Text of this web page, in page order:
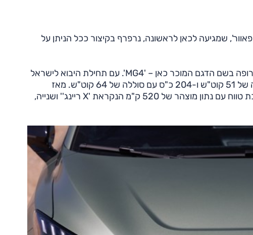
כיוון ש-MG4 לא חדשה בישראל, זו רק הגרסה הזו שנקראת 'X פאוור', שמגיעה לכאן לראשונה, נרפרף בקיצור ככל הניתן על
היא נחשפה בסין ביוני 2022 בשם 'מולאן', וחודש לאחר מכן באירופה בשם הדגם המוכר כאן – 'MG4'. עם תחילת היבוא לישראל
במאי 2023 הוצעה המכונית בשתי גרסאות: 170 כ"ס עם סוללה של 51 קוט"ש ו-204 כ"ס עם סוללה של 64 קוט"ש. מאז
הופסק שיווק הגרסה הבסיסית ונוספו שתיים אחרות: גרסה ארוכת טווח עם נתון מוצהר של 520 ק"מ הנקראת 'X ריינג'' ושנייה,